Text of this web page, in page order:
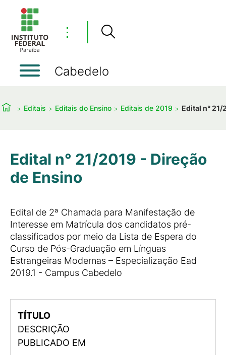
⋮
Cabedelo
Editais Editais do Ensino Editais de 2019 Edital n°
Edital n° 21/2019 - Direção
de Ensino
Edital de 2ª Chamada para Manifestação de
Interesse em Matrícula dos candidatos pré-
classificados por meio da Lista de Espera do
Curso de Pós-Graduação em Línguas
Estrangeiras Modernas – Especialização Ead
2019.1 - Campus Cabedelo
TÍTULO
DESCRIÇÃO
PUBLICADO EM